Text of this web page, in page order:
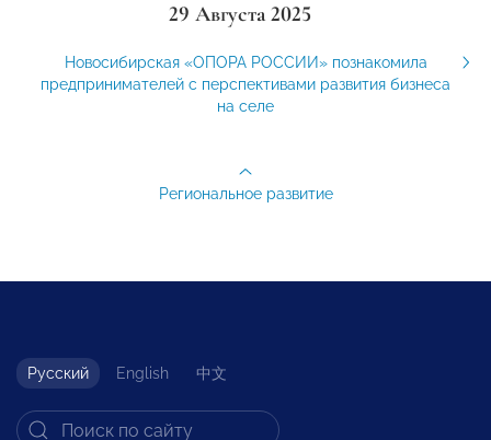
29 Августа 2025
Новосибирская «ОПОРА РОССИИ» познакомила
предпринимателей с перспективами развития бизнеса
на селе
Региональное развитие
Русский English 中文